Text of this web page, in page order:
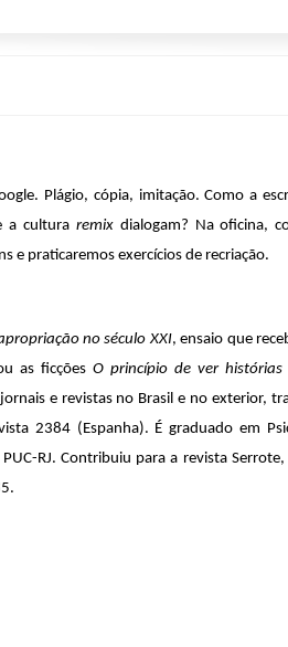
Plágio, cópia, imitação. Como a
a cultura remix dialogam? Na oficina,
e praticaremos exercícios de recriação.
no século XXI, ensaio que
as ficções O princípio de ver
e revistas no Brasil e no exterior,
2384 (Espanha). É graduado em
RJ. Contribuiu para a revista